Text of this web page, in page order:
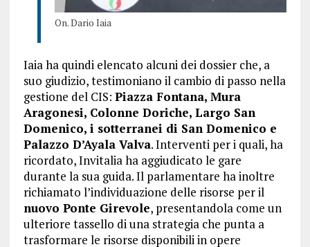
On. Dario Iaia
Iaia ha quindi elencato alcuni dei dossier che, a
suo giudizio, testimoniano il cambio di passo nella
gestione del CIS: Piazza Fontana, Mura
Aragonesi, Colonne Doriche, Largo San
Domenico, i sotterranei di San Domenico e
Palazzo D’Ayala Valva. Interventi per i quali, ha
ricordato, Invitalia ha aggiudicato le gare
durante la sua guida. Il parlamentare ha inoltre
richiamato l’individuazione delle risorse per il
nuovo Ponte Girevole, presentandola come un
ulteriore tassello di una strategia che punta a
trasformare le risorse disponibili in opere